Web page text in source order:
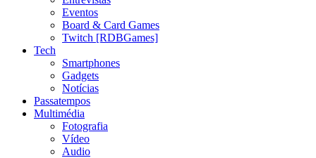
Eventos
Board & Card Games
Twitch [RDBGames]
Tech
Smartphones
Gadgets
Notícias
Passatempos
Multimédia
Fotografia
Vídeo
Audio